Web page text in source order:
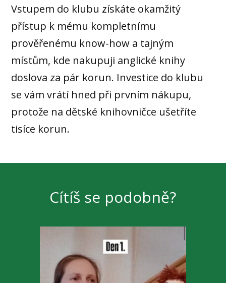
Vstupem do klubu získáte okamžitý
přístup k mému kompletnímu
prověřenému know-how a tajným
místům, kde nakupuji anglické knihy
doslova za pár korun. Investice do klubu
se vám vrátí hned při prvním nákupu,
protože na dětské knihovničce ušetříte
tisíce korun.
Cítíš se podobně?